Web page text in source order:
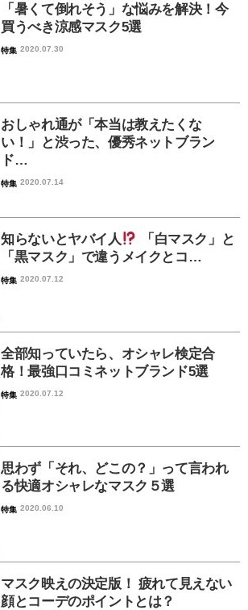
「暑くて倒れそう」な悩みを解決！今
買うべき涼感マスク5選
特集 2020.07.30
おしゃれ通が「本当は教えたくな
い！」と渋った、優秀ネットブラン
ド…
特集 2020.07.14
知らないとヤバイ人
「白マスク」と
「黒マスク」で違うメイクとコ…
特集 2020.07.12
全部知っていたら、オシャレ検定合
格！最強口コミネットブランド5選
特集 2020.07.12
思わず「それ、どこの？」って言われ
る快適オシャレなマスク５選
特集 2020.06.10
マスク映えの決定版！ 疲れて見えない
顔とコーデのポイントとは？